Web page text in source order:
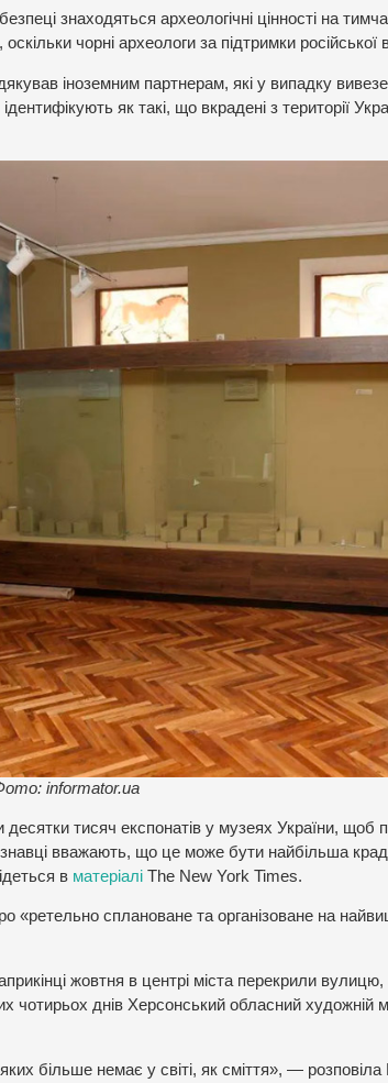
знаходяться археологічні цінності на
чорні археологи за підтримки
іноземним партнерам, які у випадку
як такі, що вкрадені з території
informator.ua
десятки тисяч експонатів у музеях України, щоб
вважають, що це може бути найбільша
в матеріалі The New York Times.
«ретельно сплановане та організоване на
жовтня в центрі міста перекрили
чотирьох днів Херсонський обласний
більше немає у світі, як сміття», —